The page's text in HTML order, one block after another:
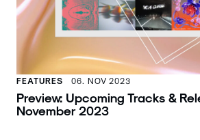
FEATURES 06. NOV 2023
Preview: Upcoming Tracks &
November 2023